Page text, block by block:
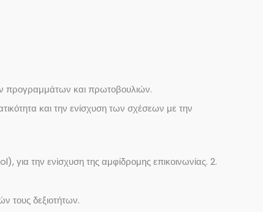
προγραμμάτων και πρωτοβουλιών.
και την ενίσχυση των σχέσεων με την
την ενίσχυση της αμφίδρομης επικοινωνίας. 2.
τους δεξιοτήτων.